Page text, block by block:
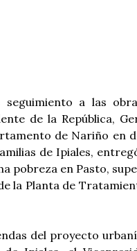
a las
de la República,
de Nariño en
de Ipiales,
pobreza en Pasto,
la Planta de
del proyecto